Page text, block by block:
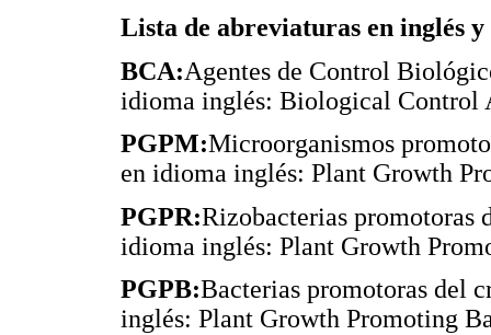
Lista de abreviaturas en inglés
BCA:Agentes de Control
idioma inglés: Biological Control
PGPM:Microorganismos
en idioma inglés: Plant Growth
PGPR:Rizobacterias promotoras
idioma inglés: Plant Growth
PGPB:Bacterias promotoras del
inglés: Plant Growth Promoting